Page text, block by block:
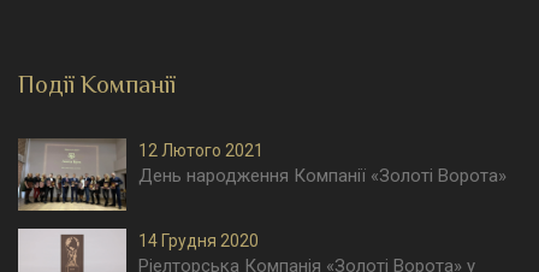
Події Компанії
12 Лютого 2021
День народження Компанії «Золоті Ворота»
14 Грудня 2020
Ріелторська Компанія «Золоті Ворота» у